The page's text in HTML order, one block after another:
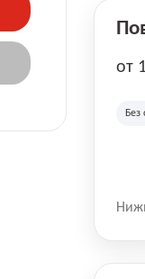
от
Без